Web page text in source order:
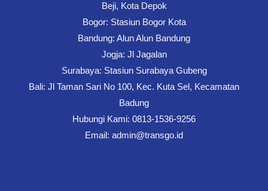
Beji, Kota Depok
Bogor: Stasiun Bogor Kota
Bandung: Alun Alun Bandung
Jogja: Jl Jagalan
Surabaya: Stasiun Surabaya Gubeng
Bali: Jl Taman Sari No 100, Kec. Kuta Sel, Kecamatan
Badung
Hubungi Kami: 0813-1536-9256
Email: admin@transgo.id